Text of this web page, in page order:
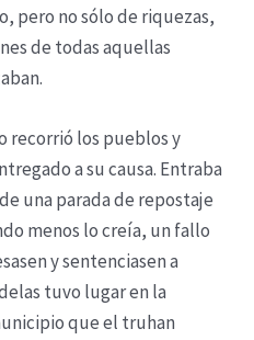
pero no sólo de riquezas,
de todas aquellas
recorrió los pueblos y
a su causa. Entraba
una parada de repostaje
menos lo creía, un fallo
y sentenciasen a
tuvo lugar en la
que el truhan